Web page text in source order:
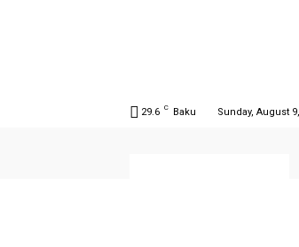
29.6 C Baku Sunday, August